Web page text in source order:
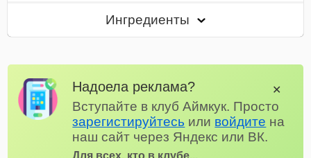
Ингредиенты
Надоела реклама?
Вступайте в клуб Аймкук. Просто
зарегистируйтесь или войдите на
наш сайт через Яндекс или ВК.
Для всех, кто в клубе...
✕